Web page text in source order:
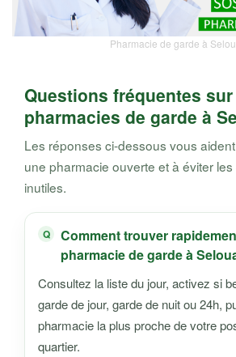
Pharmacie de garde à
Questions fréquentes
pharmacies de garde à
Les réponses ci-dessous vous
une pharmacie ouverte et à éviter
inutiles.
Comment trouver
pharmacie de garde à
Consultez la liste du jour, activez si
garde de jour, garde de nuit ou 24h,
pharmacie la plus proche de votre
quartier.